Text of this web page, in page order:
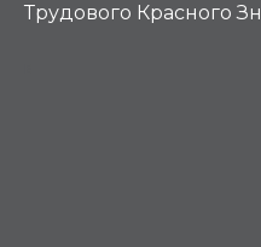
Трудового Красного